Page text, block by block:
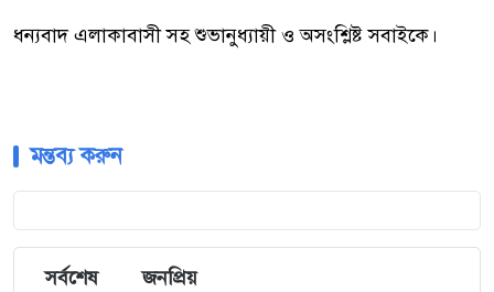
ধন্যবাদ এলাকাবাসী সহ শুভানুধ্যায়ী ও অসংশ্লিষ্ট সবাইকে।
মন্তব্য করুন
সর্বশেষ জনপ্রিয়